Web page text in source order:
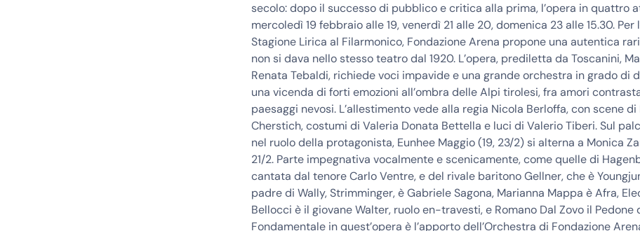
secolo: dopo il successo di pubblico e critica alla prima, l’opera in quattro
mercoledì 19 febbraio alle 19, venerdì 21 alle 20, domenica 23 alle 15.30. Per
Stagione Lirica al Filarmonico, Fondazione Arena propone una autentica
non si dava nello stesso teatro dal 1920. L’opera, prediletta da Toscanini,
Renata Tebaldi, richiede voci impavide e una grande orchestra in grado di
una vicenda di forti emozioni all’ombra delle Alpi tirolesi, fra amori
paesaggi nevosi. L’allestimento vede alla regia Nicola Berloffa, con scene di
Cherstich, costumi di Valeria Donata Bettella e luci di Valerio Tiberi. Sul
nel ruolo della protagonista, Eunhee Maggio (19, 23/2) si alterna a Monica
21/2. Parte impegnativa vocalmente e scenicamente, come quelle di
cantata dal tenore Carlo Ventre, e del rivale baritono Gellner, che è
padre di Wally, Strimminger, è Gabriele Sagona, Marianna Mappa è Afra,
Bellocci è il giovane Walter, ruolo en-travesti, e Romano Dal Zovo il Pedone
Fondamentale in quest’opera è l’apporto dell’Orchestra di Fondazione